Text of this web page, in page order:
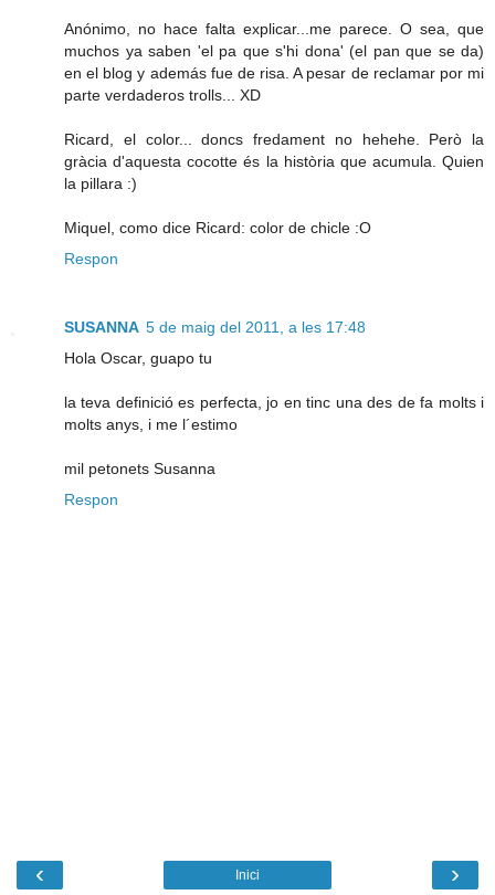
Anónimo, no hace falta explicar...me parece. O sea, que
muchos ya saben 'el pa que s'hi dona' (el pan que se da)
en el blog y además fue de risa. A pesar de reclamar por mi
parte verdaderos trolls... XD
Ricard, el color... doncs fredament no hehehe. Però la
gràcia d'aquesta cocotte és la història que acumula. Quien
la pillara :)
Miquel, como dice Ricard: color de chicle :O
Respon
SUSANNA 5 de maig del 2011, a les 17:48
Hola Oscar, guapo tu
la teva definició es perfecta, jo en tinc una des de fa molts i
molts anys, i me l´estimo
mil petonets Susanna
Respon
‹ ›
Inici